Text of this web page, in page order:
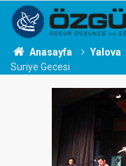
Anasayfa Yalova
Suriye Gecesi